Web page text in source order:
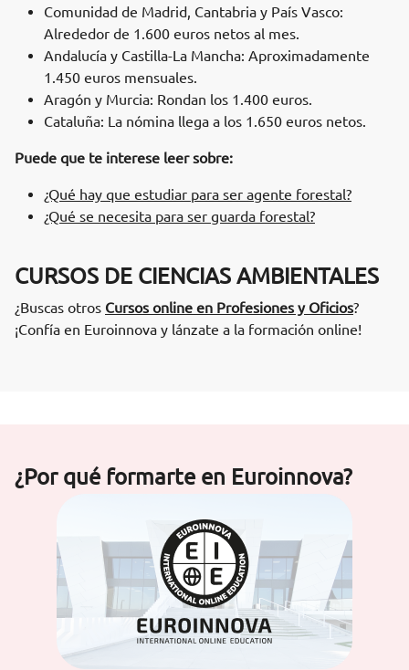
Comunidad de Madrid, Cantabria y País Vasco:
Alrededor de 1.600 euros netos al mes.
Andalucía y Castilla-La Mancha: Aproximadamente
1.450 euros mensuales.
Aragón y Murcia: Rondan los 1.400 euros.
Cataluña: La nómina llega a los 1.650 euros netos.
Puede que te interese leer sobre:
¿Qué hay que estudiar para ser agente forestal?
¿Qué se necesita para ser guarda forestal?
CURSOS DE CIENCIAS AMBIENTALES
¿Buscas otros Cursos online en Profesiones y Oficios?
¡Confía en Euroinnova y lánzate a la formación online!
¿Por qué formarte en Euroinnova?